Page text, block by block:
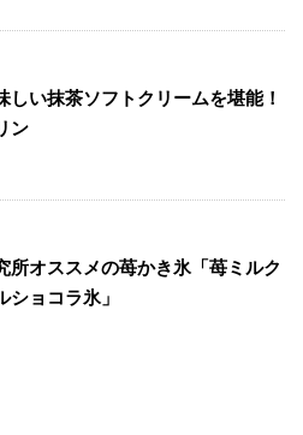
しい抹茶ソフトクリームを堪能！
ン
所オススメの苺かき氷「苺ミルク
ショコラ氷」